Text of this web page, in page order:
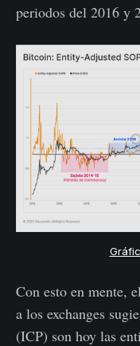
periodos del 2016 y
Con esto en mente,
a los exchanges
(ICP) son hoy las